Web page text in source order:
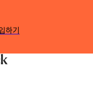
하기